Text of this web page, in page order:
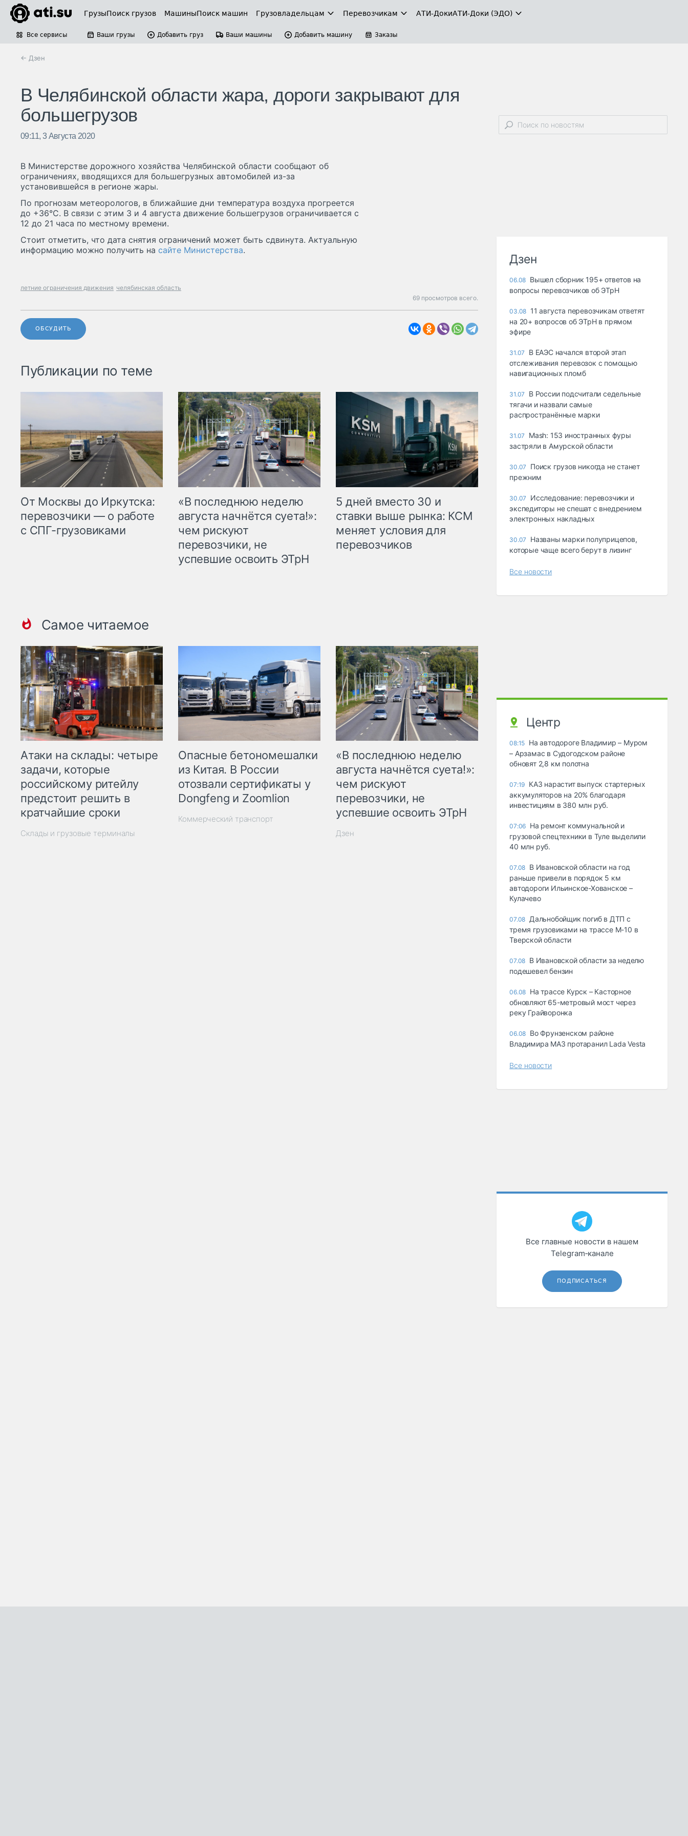
ГрузыПоиск грузов МашиныПоиск машин Грузовладельцам Перевозчикам АТИ-ДокиАТИ-Доки (ЭДО)
Все сервисы Ваши грузы Добавить груз Ваши машины Добавить машину Заказы
← Дзен
В Челябинской области жара, дороги закрывают для
большегрузов
09:11, 3 Августа 2020
В Министерстве дорожного хозяйства Челябинской области сообщают об
ограничениях, вводящихся для большегрузных автомобилей из-за
установившейся в регионе жары.
По прогнозам метеорологов, в ближайшие дни температура воздуха прогреется
до +36°С. В связи с этим 3 и 4 августа движение большегрузов ограничивается с
12 до 21 часа по местному времени.
Стоит отметить, что дата снятия ограничений может быть сдвинута. Актуальную
информацию можно получить на сайте Министерства.
летние ограничения движения челябинская область
69 просмотров всего.
ОБСУДИТЬ
Публикации по теме
От Москвы до Иркутска:
перевозчики — о работе
с СПГ-грузовиками
«В последнюю неделю
августа начнётся суета!»:
чем рискуют
перевозчики, не
успевшие освоить ЭТрН
5 дней вместо 30 и
ставки выше рынка: КСМ
меняет условия для
перевозчиков
Самое читаемое
Атаки на склады: четыре
задачи, которые
российскому ритейлу
предстоит решить в
кратчайшие сроки
Склады и грузовые терминалы
Опасные бетономешалки
из Китая. В России
отозвали сертификаты у
Dongfeng и Zoomlion
Коммерческий транспорт
«В последнюю неделю
августа начнётся суета!»:
чем рискуют
перевозчики, не
успевшие освоить ЭТрН
Дзен
Дзен
06.08 Вышел сборник 195+ ответов на
вопросы перевозчиков об ЭТрН
03.08 11 августа перевозчикам ответят
на 20+ вопросов об ЭТрН в прямом
эфире
31.07
В ЕАЭС начался второй этап
отслеживания перевозок с помощью
навигационных пломб
31.07
В России подсчитали седельные
тягачи и назвали самые
распространённые марки
31.07
Mash: 153 иностранных фуры
застряли в Амурской области
30.07
Поиск грузов никогда не станет
прежним
30.07
Исследование: перевозчики и
экспедиторы не спешат с внедрением
электронных накладных
30.07
Названы марки полуприцепов,
которые чаще всего берут в лизинг
Все новости
Центр
08:15 На автодороге Владимир – Муром
– Арзамас в Судогодском районе
обновят 2,8 км полотна
07:19 КАЗ нарастит выпуск стартерных
аккумуляторов на 20% благодаря
инвестициям в 380 млн руб.
07:06 На ремонт коммунальной и
грузовой спецтехники в Туле выделили
40 млн руб.
07.08 В Ивановской области на год
раньше привели в порядок 5 км
автодороги Ильинское-Хованское –
Кулачево
07.08 Дальнобойщик погиб в ДТП с
тремя грузовиками на трассе М-10 в
Тверской области
07.08 В Ивановской области за неделю
подешевел бензин
06.08 На трассе Курск – Касторное
обновляют 65-метровый мост через
реку Грайворонка
06.08 Во Фрунзенском районе
Владимира МАЗ протаранил Lada Vesta
Все новости
Все главные новости в нашем
Telegram‑канале
ПОДПИСАТЬСЯ